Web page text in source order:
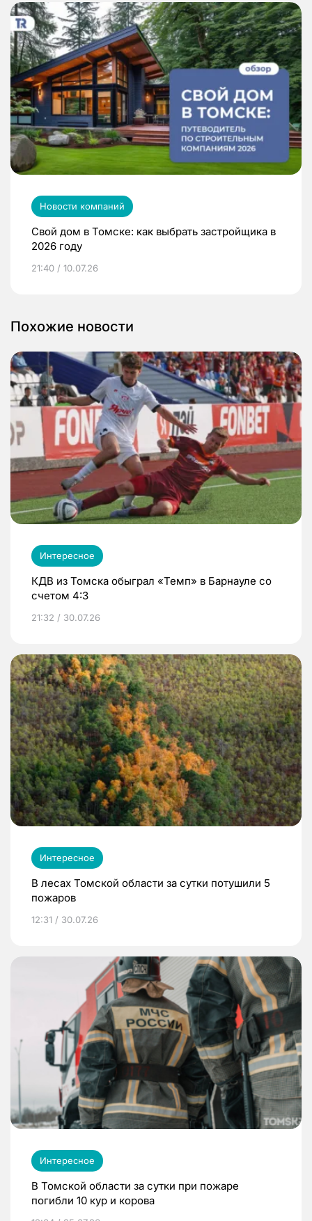
Новости компаний
Свой дом в Томске: как выбрать застройщика в
2026 году
21:40 / 10.07.26
Похожие новости
Интересное
КДВ из Томска обыграл «Темп» в Барнауле со
счетом 4:3
21:32 / 30.07.26
Интересное
В лесах Томской области за сутки потушили 5
пожаров
12:31 / 30.07.26
Интересное
В Томской области за сутки при пожаре
погибли 10 кур и корова